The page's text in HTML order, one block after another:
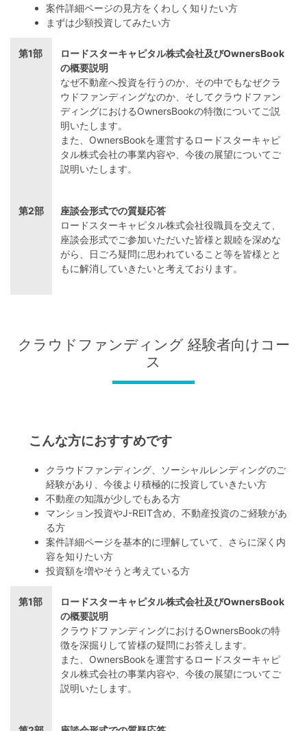
案件詳細ページの見方をくわしく知りたい方
まずは少額投資してみたい方
第1部
ロードスターキャピタル株式会社及びOwnersBook
の概要説明
なぜ不動産へ投資を行うのか、その中でもなぜクラ
ウドファンディングなのか、そしてクラウドファン
ディングにおけるOwnersBookの特徴についてご説
明いたします。
また、OwnersBookを運営するロードスターキャピ
タル株式会社の事業内容や、今後の展望についてご
説明いたします。
第2部
座談会形式での質疑応答
ロードスターキャピタル株式会社役職員を交えて、
座談会形式でご参加いただいた皆様と親睦を深めな
がら、日ごろ疑問に思われていること等を皆様とと
もに解消していきたいと考えております。
クラウドファンディング 経験者向けコー
ス
こんな方におすすめです
クラウドファンディング、ソーシャルレンディングのご
経験があり、今後より積極的に投資していきたい方
不動産の知識が少しでもある方
マンション投資やJ-REIT含め、不動産投資のご経験があ
る方
案件詳細ページを基本的に理解していて、さらに深く内
容を知りたい方
投資額を増やそうと考えている方
第1部
ロードスターキャピタル株式会社及びOwnersBook
の概要説明
クラウドファンディングにおけるOwnersBookの特
徴を深掘りして皆様の疑問にお答えします。
また、OwnersBookを運営するロードスターキャピ
タル株式会社の事業内容や、今後の展望についてご
説明いたします。